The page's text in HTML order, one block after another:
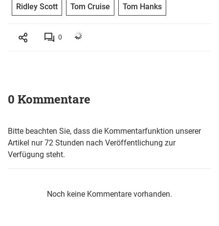
Ridley Scott Tom Cruise Tom Hanks
0
0 Kommentare
Bitte beachten Sie, dass die Kommentarfunktion unserer
Artikel nur 72 Stunden nach Veröffentlichung zur
Verfügung steht.
Noch keine Kommentare vorhanden.